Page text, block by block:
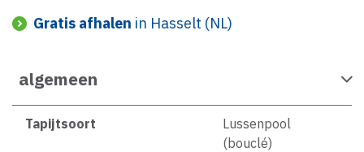
Gratis afhalen in Hasselt (NL)
algemeen
Tapijtsoort
Lussenpool
(bouclé)